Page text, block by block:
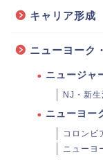
キャリア形成
ニューヨーク
ニュージャ
NJ・新
ニューヨー
コロンビ
ニューヨ